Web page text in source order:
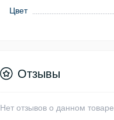
Цвет
Отзывы
Нет отзывов о данном товаре.